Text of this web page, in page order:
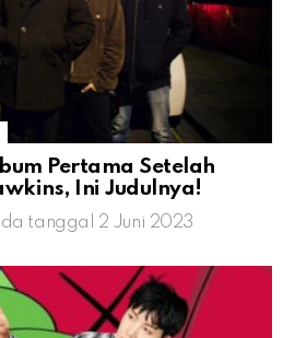
Pertama Setelah
Ini Judulnya!
tanggal 2 Juni 2023